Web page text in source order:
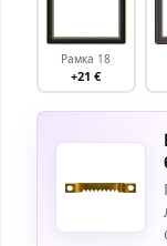
Рамка 18
+21 €